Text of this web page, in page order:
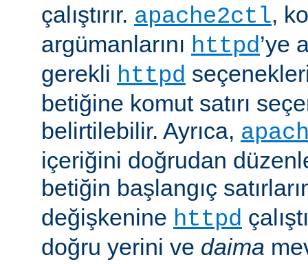
çalıştırır. apache2ctl,
argümanlarını httpd’ye
gerekli httpd
betiğine komut satırı
belirtilebilir. Ayrıca,
içeriğini doğrudan
betiğin başlangıç
değişkenine httpd
doğru yerini ve daima